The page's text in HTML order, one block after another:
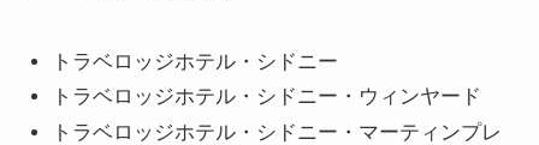
トラベロッジホテル・シドニー
トラベロッジホテル・シドニー・ウィンヤード
トラベロッジホテル・シドニー・マーティンプレ